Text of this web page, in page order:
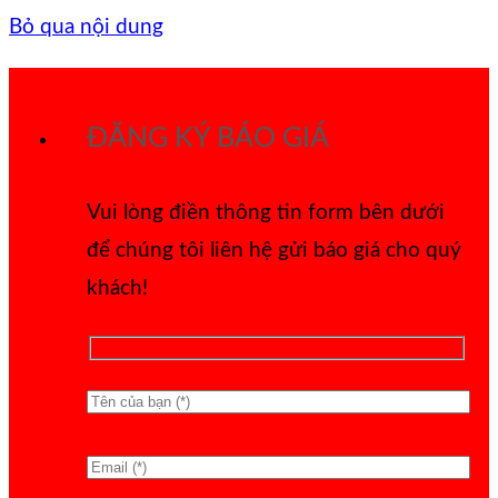
Bỏ qua nội dung
ĐĂNG KÝ BÁO GIÁ
Vui lòng điền thông tin form bên dưới
để chúng tôi liên hệ gửi báo giá cho quý
khách!